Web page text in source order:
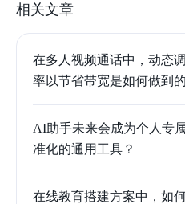
相关文章
在多人视频通话中，动态
率以节省带宽是如何做到
AI助手未来会成为个人专
准化的通用工具？
在线教育搭建方案中，如